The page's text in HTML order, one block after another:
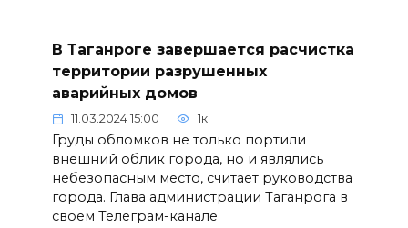
В Таганроге завершается расчистка
территории разрушенных
аварийных домов
11.03.2024 15:00 1к.
Груды обломков не только портили
внешний облик города, но и являлись
небезопасным место, считает руководства
города. Глава администрации Таганрога в
своем Телеграм-канале